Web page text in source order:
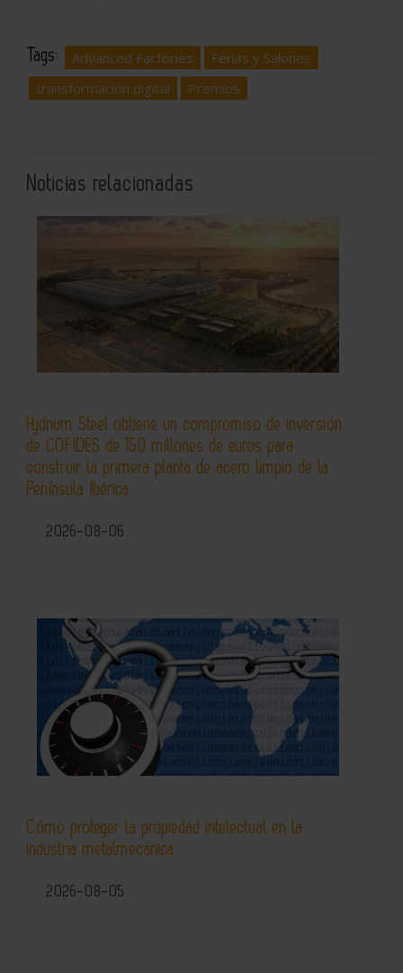
Tags: Advanced Factories
Ferias y Salones
transformación digital
Premios
Noticias relacionadas
Hydnum Steel obtiene un compromiso de inversión
de COFIDES de 150 millones de euros para
construir la primera planta de acero limpio de la
Península Ibérica
2026-08-06
Cómo proteger la propiedad intelectual en la
industria metalmecánica
2026-08-05